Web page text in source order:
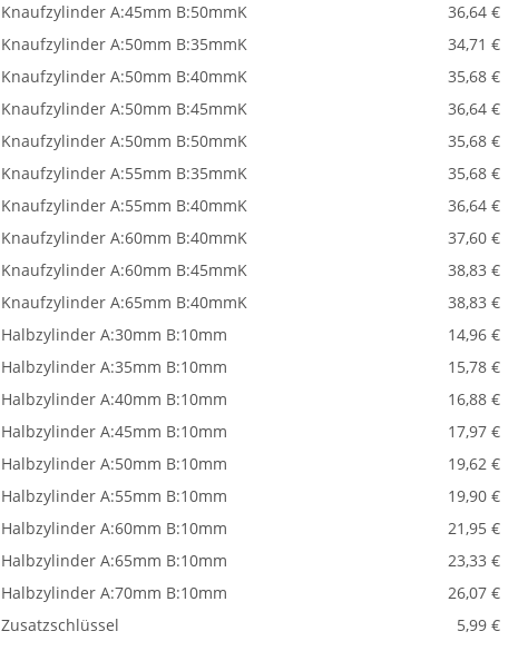
Knaufzylinder A:45mm B:50mmK
36,64 €
Knaufzylinder A:50mm B:35mmK
34,71 €
Knaufzylinder A:50mm B:40mmK
35,68 €
Knaufzylinder A:50mm B:45mmK
36,64 €
Knaufzylinder A:50mm B:50mmK
35,68 €
Knaufzylinder A:55mm B:35mmK
35,68 €
Knaufzylinder A:55mm B:40mmK
36,64 €
Knaufzylinder A:60mm B:40mmK
37,60 €
Knaufzylinder A:60mm B:45mmK
38,83 €
Knaufzylinder A:65mm B:40mmK
38,83 €
Halbzylinder A:30mm B:10mm
14,96 €
Halbzylinder A:35mm B:10mm
15,78 €
Halbzylinder A:40mm B:10mm
16,88 €
Halbzylinder A:45mm B:10mm
17,97 €
Halbzylinder A:50mm B:10mm
19,62 €
Halbzylinder A:55mm B:10mm
19,90 €
Halbzylinder A:60mm B:10mm
21,95 €
Halbzylinder A:65mm B:10mm
23,33 €
Halbzylinder A:70mm B:10mm
26,07 €
Zusatzschlüssel
5,99 €